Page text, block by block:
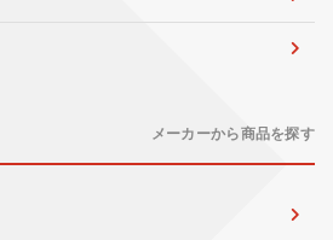
メーカーから商品を探す